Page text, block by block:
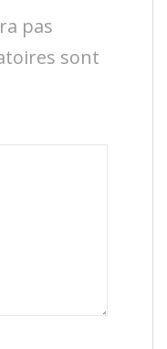
pas
sont